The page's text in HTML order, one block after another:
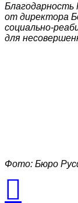
Благодарность
от директора
социально-
для
Фото: Бюро